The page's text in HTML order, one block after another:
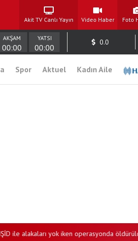
Akit TV Canlı Yayın Video Haber Foto
AKŞAM
00:00
YATSI
00:00
0.0
Spor Aktuel Kadın Aile
yok iken operasyonda öldürüldüler